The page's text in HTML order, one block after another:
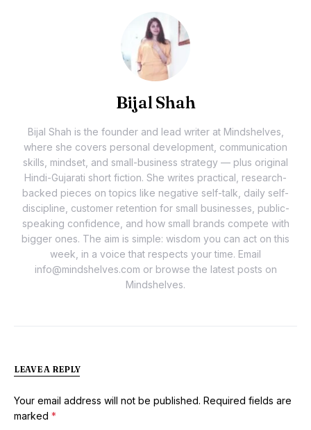
Bijal Shah
Bijal Shah is the founder and lead writer at Mindshelves,
where she covers personal development, communication
skills, mindset, and small-business strategy — plus original
Hindi-Gujarati short fiction. She writes practical, research-
backed pieces on topics like negative self-talk, daily self-
discipline, customer retention for small businesses, public-
speaking confidence, and how small brands compete with
bigger ones. The aim is simple: wisdom you can act on this
week, in a voice that respects your time. Email
info@mindshelves.com or browse the latest posts on
Mindshelves.
LEAVE A REPLY
Your email address will not be published. Required fields are
marked *